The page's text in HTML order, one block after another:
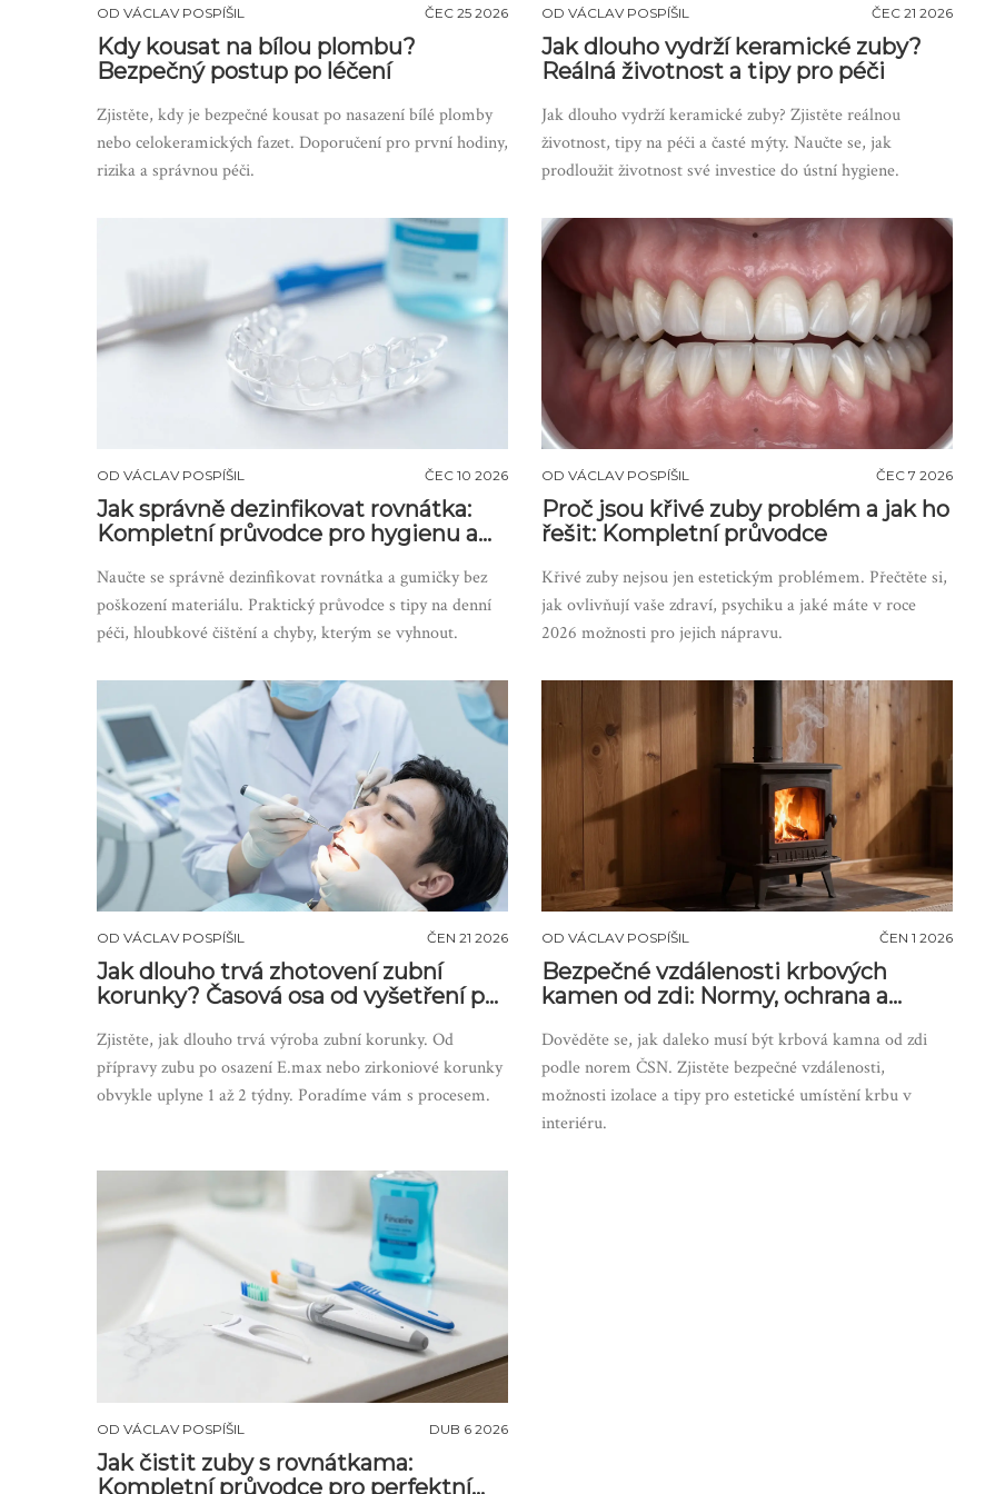
OD VÁCLAV POSPÍŠIL ČEC 25 2026
Kdy kousat na bílou plombu?
Bezpečný postup po léčení
Zjistěte, kdy je bezpečné kousat po nasazení bílé plomby
nebo celokeramických fazet. Doporučení pro první hodiny,
rizika a správnou péči.
OD VÁCLAV POSPÍŠIL ČEC 21 2026
Jak dlouho vydrží keramické zuby?
Reálná životnost a tipy pro péči
Jak dlouho vydrží keramické zuby? Zjistěte reálnou
životnost, tipy na péči a časté mýty. Naučte se, jak
prodloužit životnost své investice do ústní hygiene.
OD VÁCLAV POSPÍŠIL ČEC 10 2026
Jak správně dezinfikovat rovnátka:
Kompletní průvodce pro hygienu a
Naučte se správně dezinfikovat rovnátka a gumičky bez
poškození materiálu. Praktický průvodce s tipy na denní
péči, hloubkové čištění a chyby, kterým se vyhnout.
OD VÁCLAV POSPÍŠIL ČEC 7 2026
Proč jsou křivé zuby problém a jak ho
řešit: Kompletní průvodce
Křivé zuby nejsou jen estetickým problémem. Přečtěte si,
jak ovlivňují vaše zdraví, psychiku a jaké máte v roce
2026 možnosti pro jejich nápravu.
OD VÁCLAV POSPÍŠIL ČEN 21 2026
Jak dlouho trvá zhotovení zubní
korunky? Časová osa od vyšetření po
Zjistěte, jak dlouho trvá výroba zubní korunky. Od
přípravy zubu po osazení E.max nebo zirkoniové korunky
obvykle uplyne 1 až 2 týdny. Poradíme vám s procesem.
OD VÁCLAV POSPÍŠIL ČEN 1 2026
Bezpečné vzdálenosti krbových
kamen od zdi: Normy, ochrana a
Dověděte se, jak daleko musí být krbová kamna od zdi
podle norem ČSN. Zjistěte bezpečné vzdálenosti,
možnosti izolace a tipy pro estetické umístění krbu v
interiéru.
OD VÁCLAV POSPÍŠIL DUB 6 2026
Jak čistit zuby s rovnátkama:
Kompletní průvodce pro perfektní